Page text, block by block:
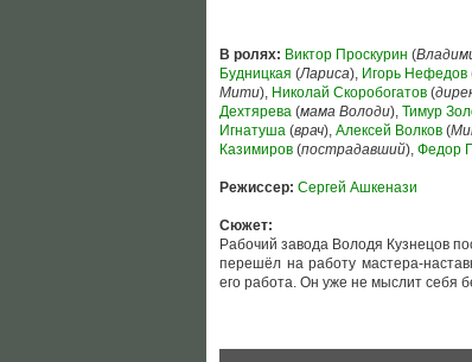
В ролях: Виктор Проскурин (
Будницкая (Лариса), Игорь Нефедов
Мити), Николай Скоробогатов (
Дехтярева (мама Володи), Тимур
Игнатуша (врач), Алексей Волков (
Казимиров (пострадавший), Федор
Режиссер: Сергей Ашкенази
Сюжет:
Рабочий завода Володя Кузнецов
перешёл на работу мастера-
его работа. Он уже не мыслит себя